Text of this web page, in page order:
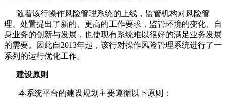
随着该行操作风险管理系统的上线，监管机构对风险管
理、处置提出了新的、更高的工作要求，监管环境的变化、自
身业务的创新与发展，也使现有系统难以很好的满足业务发展
的需要。因此自2013年起，该行对操作风险管理系统进行了一
系列的运行优化工作。
建设原则
本系统平台的建设规划主要遵循以下原则：